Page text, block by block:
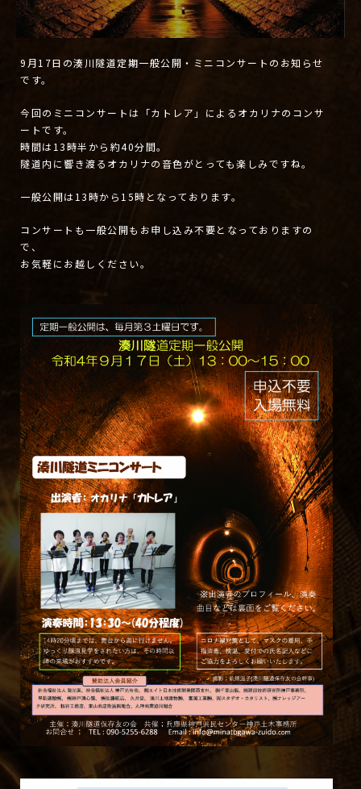
9月17日の湊川隧道定期一般公開・ミニコンサートのお知らせ
です。
今回のミニコンサートは「カトレア」によるオカリナのコンサ
ートです。
時間は13時半から約40分間。
隧道内に響き渡るオカリナの音色がとっても楽しみですね。
一般公開は13時から15時となっております。
コンサートも一般公開もお申し込み不要となっておりますの
で、
お気軽にお越しください。